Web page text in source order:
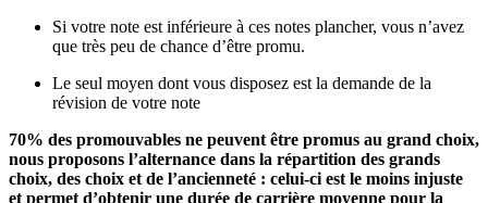
Si votre note est inférieure à ces notes plancher, vous n’avez
que très peu de chance d’être promu.
Le seul moyen dont vous disposez est la demande de la
révision de votre note
70% des promouvables ne peuvent être promus au grand choix,
nous proposons l’alternance dans la répartition des grands
choix, des choix et de l’ancienneté : celui-ci est le moins injuste
et permet d’obtenir une durée de carrière moyenne pour la